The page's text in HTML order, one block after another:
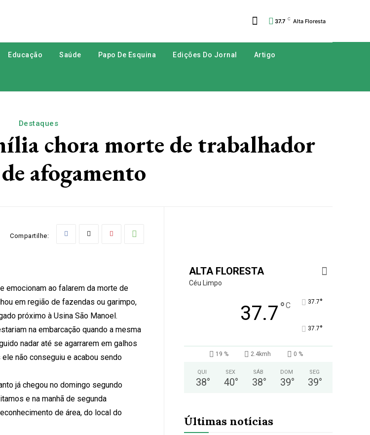
37.7 C Alta Floresta
Educação Saúde Papo De Esquina Edições Do Jornal Artigo
Destaques
chora morte de trabalhador
afogamento
Compartilhe:
emocionam ao falarem da morte de
em região de fazendas ou garimpo,
próximo à Usina São Manoel.
na embarcação quando a mesma
nadar até se agarrarem em galhos
não conseguiu e acabou sendo
já chegou no domingo segundo
e na manhã de segunda
de área, do local do
ALTA FLORESTA
Céu Limpo
37.7°C 37.7°
37.7°
19 % 2.4kmh 0 %
QUI
38°
SEX
40°
SÁB
38°
DOM
39°
SEG
39°
Últimas notícias